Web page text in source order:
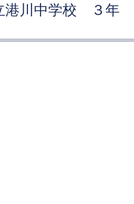
港川中学校 ３年